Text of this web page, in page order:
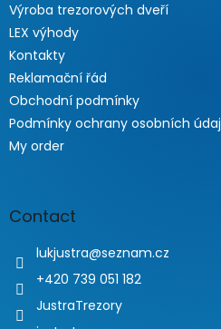
Výroba trezorových dveří
LEX výhody
Kontakty
Reklamační řád
Obchodní podmínky
Podmínky ochrany osobních
My order
Contact
lukjustra@seznam.cz
+420 739 051 182
JustraTrezory